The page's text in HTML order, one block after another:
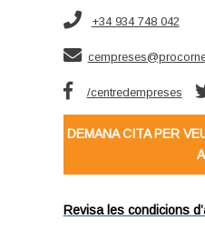
+34 934 748 042
/centredempreses
DEMANA CITA PER
Revisa les condicions